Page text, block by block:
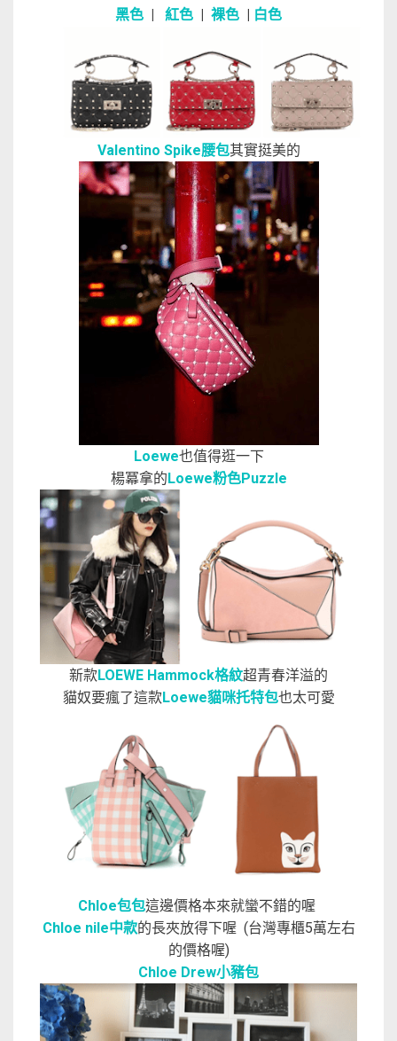
黑色 | 紅色 | 裸色 | 白色
Valentino Spike腰包其實挺美的
Loewe也值得逛一下
楊冪拿的Loewe粉色Puzzle
新款LOEWE Hammock格紋超青春洋溢的
貓奴要瘋了這款Loewe貓咪托特包也太可愛
Chloe包包這邊價格本來就蠻不錯的喔
Chloe nile中款的長夾放得下喔 (台灣專櫃5萬左右
的價格喔)
Chloe Drew小豬包